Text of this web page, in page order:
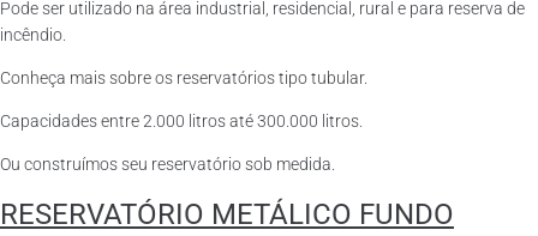
Pode ser utilizado na área industrial, residencial, rural e para reserva de
incêndio.
Conheça mais sobre os reservatórios tipo tubular.
Capacidades entre 2.000 litros até 300.000 litros.
Ou construímos seu reservatório sob medida.
RESERVATÓRIO METÁLICO FUNDO